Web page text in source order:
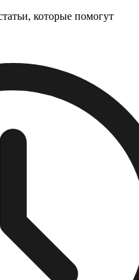
которые помогут